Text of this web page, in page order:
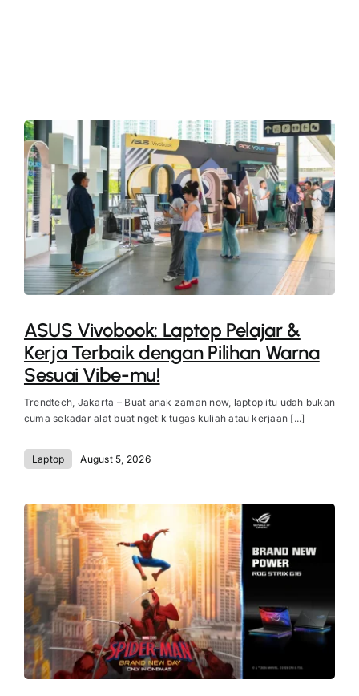
ASUS Vivobook: Laptop Pelajar &
Kerja Terbaik dengan Pilihan Warna
Sesuai Vibe-mu!
Trendtech, Jakarta – Buat anak zaman now, laptop itu udah bukan
cuma sekadar alat buat ngetik tugas kuliah atau kerjaan [...]
Laptop August 5, 2026